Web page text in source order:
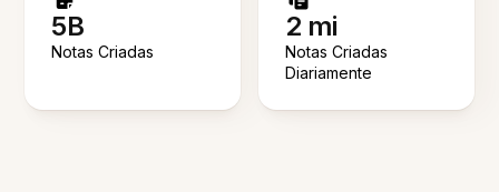
5B
Notas Criadas
2 mi
Notas Criadas
Diariamente